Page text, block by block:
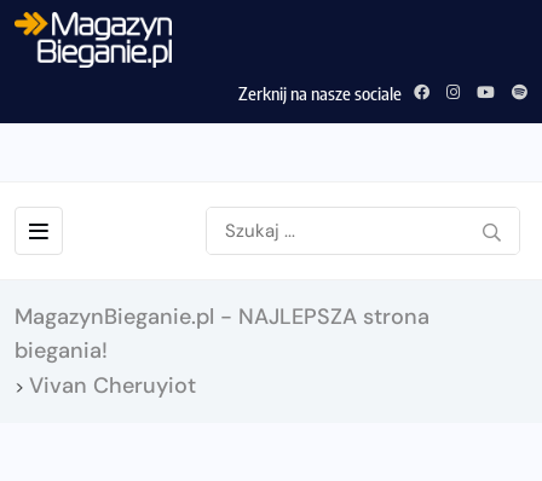
Zerknij na nasze sociale
MagazynBieganie.pl - NAJLEPSZA strona
biegania!
> Vivan Cheruyiot